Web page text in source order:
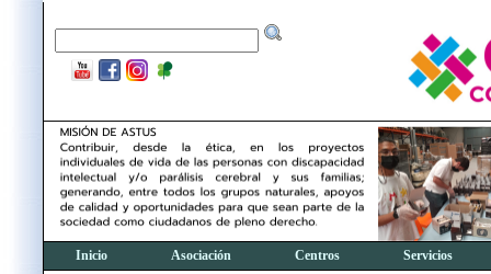
Inicio Asociación Centros Servicios